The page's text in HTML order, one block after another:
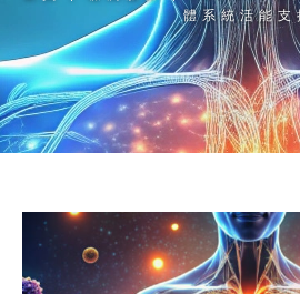
體系統活能支